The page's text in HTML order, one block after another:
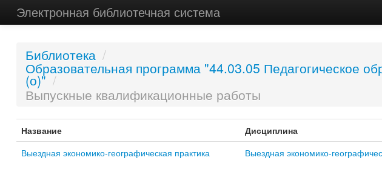
Электронная библиотечная система
Библиотека /
Образовательная программа "44.03.05 Педагогическое
(о)" /
Выпускные квалификационные работы
Название Дисциплина
Выездная экономико-географическая практика
Выездная экономико-